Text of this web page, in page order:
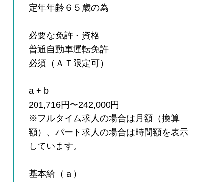
定年年齢６５歳の為
必要な免許・資格
普通自動車運転免許
必須（ＡＴ限定可）
a + b
201,716円〜242,000円
※フルタイム求人の場合は月額（換算
額）、パート求人の場合は時間額を表示
しています。
基本給（ａ）